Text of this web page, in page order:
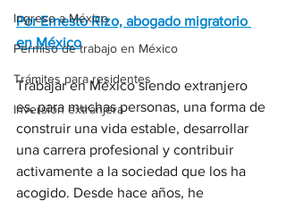
Ingreso a México
Permiso de trabajo en México
Trámites para residentes
Inversión extranjera
Por Ernesto Rizo, abogado migratorio
en México
Trabajar en México siendo extranjero
es, para muchas personas, una forma de
construir una vida estable, desarrollar
una carrera profesional y contribuir
activamente a la sociedad que los ha
acogido. Desde hace años, he